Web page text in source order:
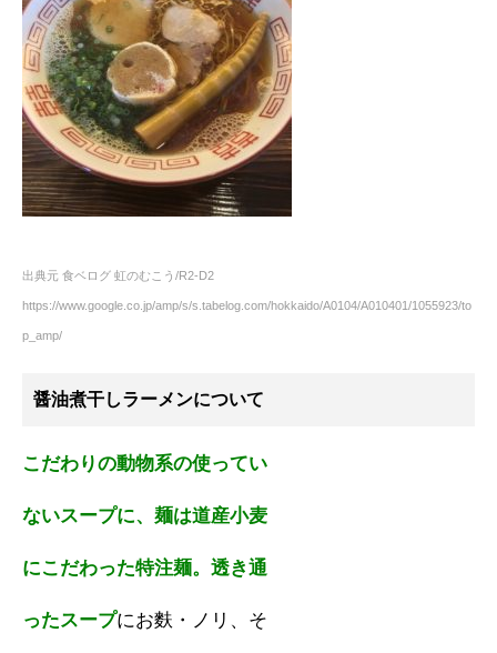
出典元 食ベログ 虹のむこう/R2-D2
https://www.google.co.jp/amp/s/s.tabelog.com/hokkaido/A0104/A010401/1055923/to
p_amp/
醤油煮干しラーメンについて
こだわりの動物系の使ってい
ないスープに、麺は道産小麦
にこだわった特注麺。 透き通
ったスープにお麩・ノリ、そ